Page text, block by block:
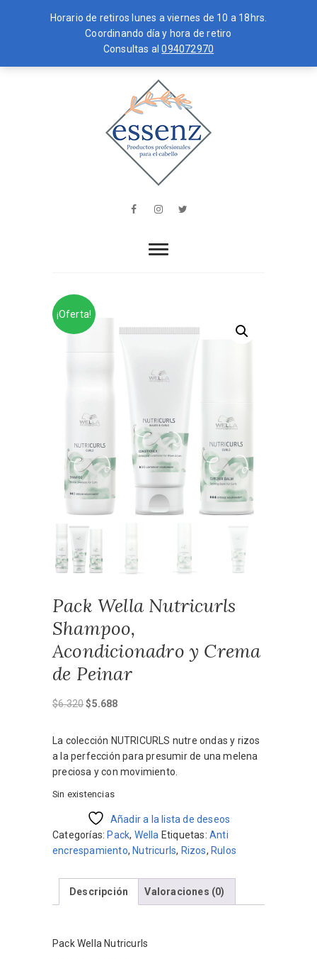
Horario de retiros lunes a viernes de 10 a 18hrs.
Coordinando día y hora de retiro
Consultas al094072970
to
essenz
EL CABELLO
FacebookInstagram
¡Oferta!
Pack Wella Nutricurls
Shampoo,
Acondicionadro y Crema
de Peinar
$6.320El
original
era:
$5.688El
actual
$5.688.
La colección NUTRICURLS nutre ondas y rizos
a la perfección para presumir de una melena
preciosa y con movimiento.
Sin existencias
Añadir a la lista de deseos
Categorías: Pack, Wella Etiquetas:Anti
encrespamiento, Nutricurls, Rizos, Rulos
Descripción Valoraciones (0)
Pack Wella Nutricurls